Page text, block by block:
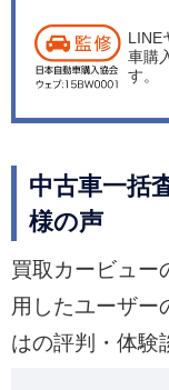
LINE
車購
す。
中古車一括
様の声
買取カービュー
用したユーザー
はの評判・体験